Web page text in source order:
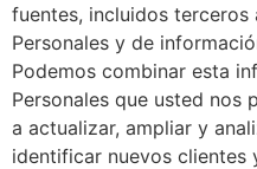
fuentes, incluidos
Personales y de
Podemos combinar esta
Personales que usted nos
a actualizar, ampliar y
identificar nuevos clientes